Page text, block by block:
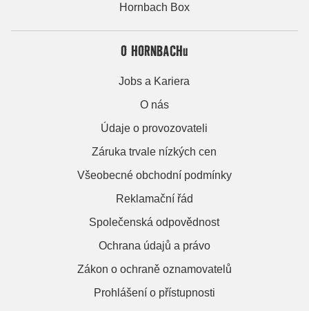
Hornbach Box
O HORNBACHu
Jobs a Kariera
O nás
Údaje o provozovateli
Záruka trvale nízkých cen
Všeobecné obchodní podmínky
Reklamační řád
Společenská odpovědnost
Ochrana údajů a právo
Zákon o ochraně oznamovatelů
Prohlášení o přístupnosti